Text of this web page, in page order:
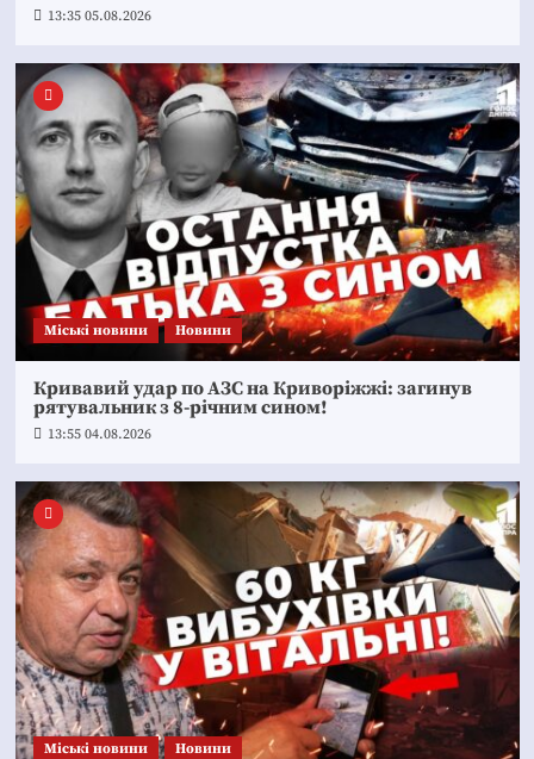
13:35 05.08.2026
Mіські новини Новини
Кривавий удар по АЗС на Криворіжжі: загинув
рятувальник з 8-річним сином!
13:55 04.08.2026
Mіські новини Новини